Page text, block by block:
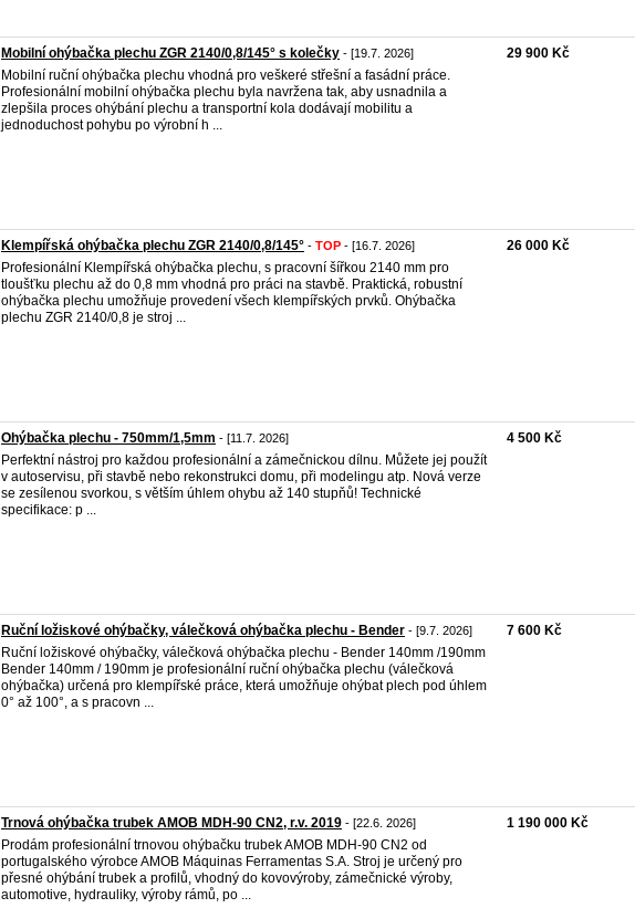
Mobilní ohýbačka plechu ZGR 2140/0,8/145° s kolečky - [19.7. 2026]
Mobilní ruční ohýbačka plechu vhodná pro veškeré střešní a fasádní práce.
Profesionální mobilní ohýbačka plechu byla navržena tak, aby usnadnila a
zlepšila proces ohýbání plechu a transportní kola dodávají mobilitu a
jednoduchost pohybu po výrobní h ...
29 900 Kč
Klempířská ohýbačka plechu ZGR 2140/0,8/145° - TOP - [16.7. 2026]
Profesionální Klempířská ohýbačka plechu, s pracovní šířkou 2140 mm pro
tloušťku plechu až do 0,8 mm vhodná pro práci na stavbě. Praktická, robustní
ohýbačka plechu umožňuje provedení všech klempířských prvků. Ohýbačka
plechu ZGR 2140/0,8 je stroj ...
26 000 Kč
Ohýbačka plechu - 750mm/1,5mm - [11.7. 2026]
Perfektní nástroj pro každou profesionální a zámečnickou dílnu. Můžete jej použít
v autoservisu, při stavbě nebo rekonstrukci domu, při modelingu atp. Nová verze
se zesílenou svorkou, s větším úhlem ohybu až 140 stupňů! Technické
specifikace: p ...
4 500 Kč
Ruční ložiskové ohýbačky, válečková ohýbačka plechu - Bender - [9.7. 2026]
Ruční ložiskové ohýbačky, válečková ohýbačka plechu - Bender 140mm /190mm
Bender 140mm / 190mm je profesionální ruční ohýbačka plechu (válečková
ohýbačka) určená pro klempířské práce, která umožňuje ohýbat plech pod úhlem
0° až 100°, a s pracovn ...
7 600 Kč
Trnová ohýbačka trubek AMOB MDH-90 CN2, r.v. 2019 - [22.6. 2026]
Prodám profesionální trnovou ohýbačku trubek AMOB MDH-90 CN2 od
portugalského výrobce AMOB Máquinas Ferramentas S.A. Stroj je určený pro
přesné ohýbání trubek a profilů, vhodný do kovovýroby, zámečnické výroby,
automotive, hydrauliky, výroby rámů, po ...
1 190 000 Kč